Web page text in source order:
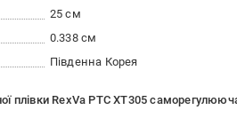
25 см
0.338 см
Південна Корея
плівки RexVa PTC XT305